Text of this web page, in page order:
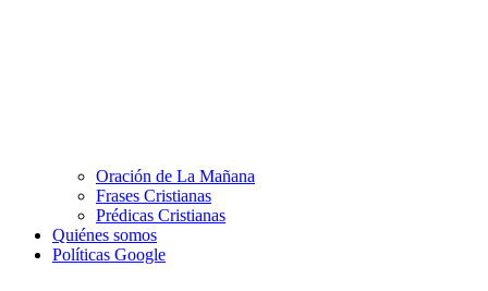
Oración de La Mañana
Frases Cristianas
Prédicas Cristianas
Quiénes somos
Políticas Google